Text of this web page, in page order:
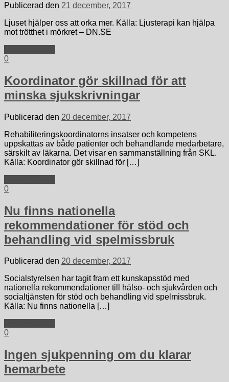
Publicerad den 21 december, 2017
Ljuset hjälper oss att orka mer. Källa: Ljusterapi kan hjälpa
mot trötthet i mörkret – DN.SE
0
Koordinator gör skillnad för att
minska sjukskrivningar
Publicerad den 20 december, 2017
Rehabiliteringskoordinatorns insatser och kompetens
uppskattas av både patienter och behandlande medarbetare,
särskilt av läkarna. Det visar en sammanställning från SKL.
Källa: Koordinator gör skillnad för […]
0
Nu finns nationella
rekommendationer för stöd och
behandling vid spelmissbruk
Publicerad den 20 december, 2017
Socialstyrelsen har tagit fram ett kunskapsstöd med
nationella rekommendationer till hälso- och sjukvården och
socialtjänsten för stöd och behandling vid spelmissbruk.
Källa: Nu finns nationella […]
0
Ingen sjukpenning om du klarar
hemarbete